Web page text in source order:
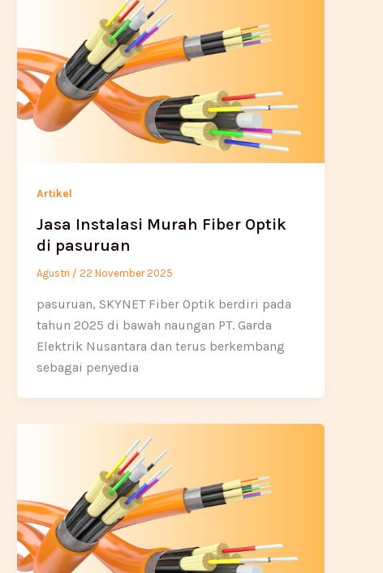
Artikel
Jasa Instalasi Murah Fiber Optik
di pasuruan
Agustri / 22 November 2025
pasuruan, SKYNET Fiber Optik berdiri pada
tahun 2025 di bawah naungan PT. Garda
Elektrik Nusantara dan terus berkembang
sebagai penyedia